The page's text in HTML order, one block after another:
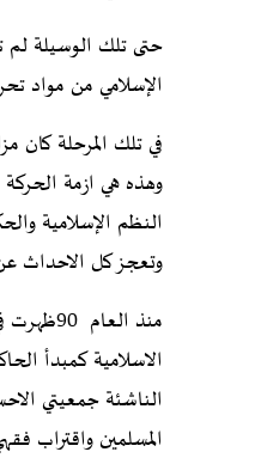
حتى تلك الوسيلة لم
الإسلامي من مواد
في تلك المرحلة كان
وهذه هي ازمة
النظم الإسلامية
وتعجز كل الاحداث
منذ
الاسلامية كمبدأ
الناشئة جمعيتي
المسلمين واقتراب